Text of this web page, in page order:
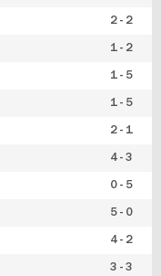
2 - 2
1 - 2
1 - 5
1 - 5
2 - 1
4 - 3
0 - 5
5 - 0
4 - 2
3 - 3